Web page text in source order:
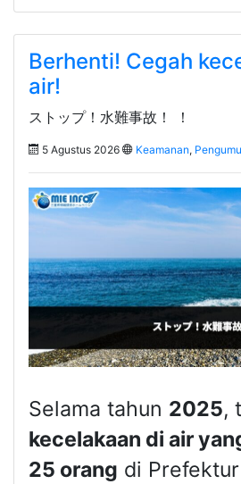
Berhenti! Cegah
air!
ストップ！水難事故！ ！
5 Agustus 2026 Keamanan,
Selama tahun 2025,
kecelakaan di air
25 orang di